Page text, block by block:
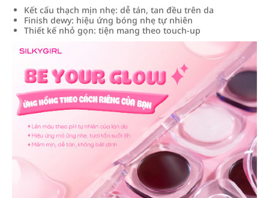
Kết cấu thạch mịn nhẹ: dễ tán, tan đều trên da
Finish dewy: hiệu ứng bóng nhẹ tự nhiên
Thiết kế nhỏ gọn: tiện mang theo touch-up